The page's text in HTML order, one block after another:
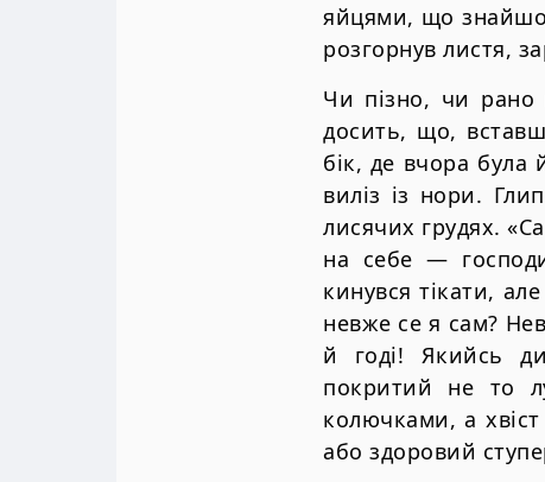
яйцями, що
розгорнув листя,
Чи пiзно, чи рано
досить, що,
бiк, де вчора була
вилiз iз нори.
лисячих грудях.
на себе —
кинувся тiкати,
невже се я сам?
й годi! Якийсь
покритий не то
колючками, а
або здоровий